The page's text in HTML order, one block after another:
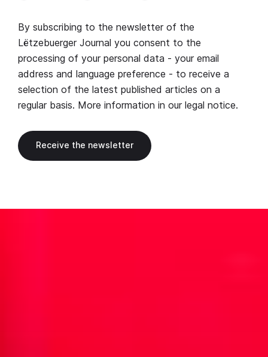
By subscribing to the newsletter of the
Lëtzebuerger Journal you consent to the
processing of your personal data - your email
address and language preference - to receive a
selection of the latest published articles on a
regular basis. More information in our legal notice.